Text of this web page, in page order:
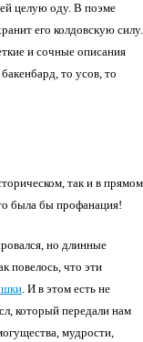
целую оду. В поэме
его колдовскую силу.
и сочные описания
то усов, то
так и в прямом
была бы профанация!
но длинные
повелось, что эти
. И в этом есть не
который передали нам
мудрости,